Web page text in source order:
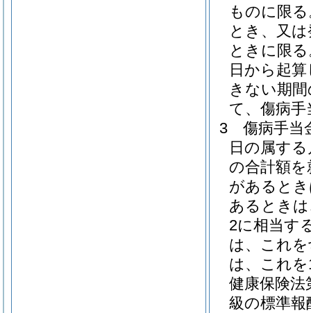
ものに限
とき、又
ときに限
日から起
きない期
て、傷病
3
傷病手当
日の属す
の合計額
があると
あるとき
2に相当す
は、これ
は、これ
健康保険法
級の標準